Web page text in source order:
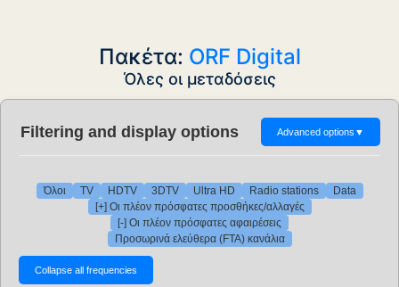
Πακέτα: ORF Digital
Όλες οι μεταδόσεις
Filtering and display options Advanced options ▼
Όλοι TV HDTV 3DTV Ultra HD Radio stations
Data
[+] Οι πλέον πρόσφατες προσθήκες/αλλαγές
[-] Οι πλέον πρόσφατες αφαιρέσεις
Προσωρινά ελεύθερα (FTA) κανάλια